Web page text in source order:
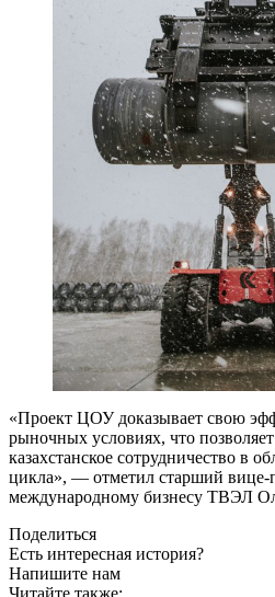
«Проект ЦОУ доказывает свою
рыночных условиях, что
казахстанское сотрудничество в
цикла», — отметил старший вице-
международному бизнесу ТВЭЛ
Поделиться
Есть интересная история?
Напишите нам